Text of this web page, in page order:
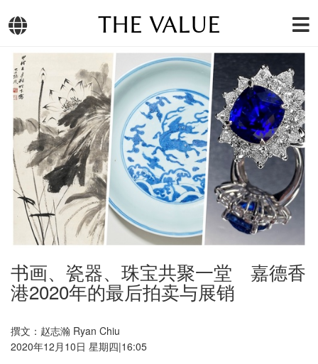
THE VALUE
书画、瓷器、珠宝共聚一堂 嘉德香
港2020年的最后拍卖与展销
撰文：赵志瀚 Ryan Chiu
2020年12月10日 星期四|16:05